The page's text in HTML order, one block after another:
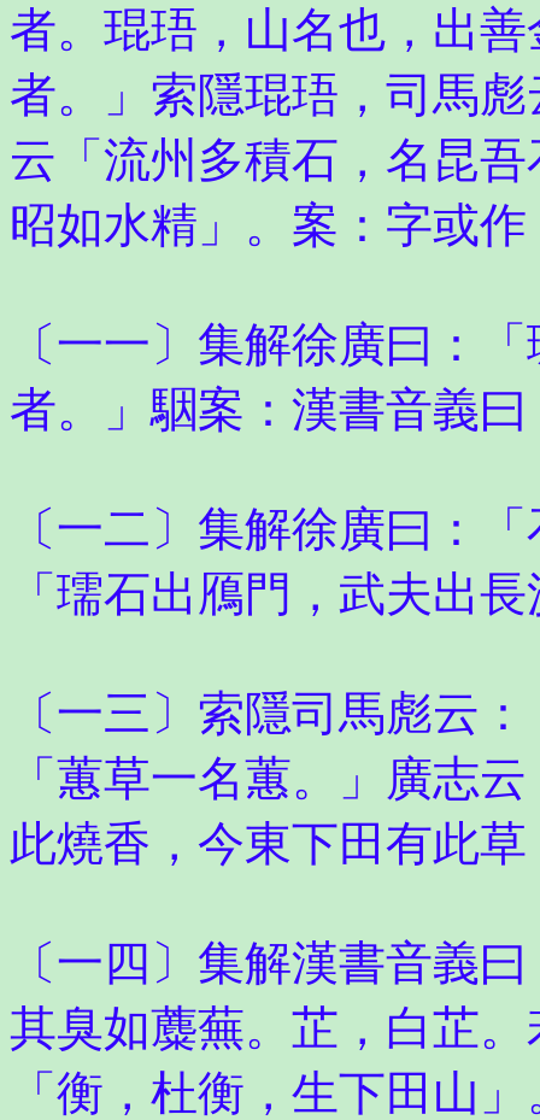
者。琨珸，山名也，出
者。」索隱琨珸，司馬
云「流州多積石，名昆
昭如水精」。案：字或
〔一一〕集解徐廣曰：
者。」駰案：漢書音義
〔一二〕集解徐廣曰：
「瓀石出鴈門，武夫出
〔一三〕索隱司馬彪云
「蕙草一名蕙。」廣志
此燒香，今東下田有此
〔一四〕集解漢書音義
其臭如蘪蕪。芷，白芷
「衡，杜衡，生下田山